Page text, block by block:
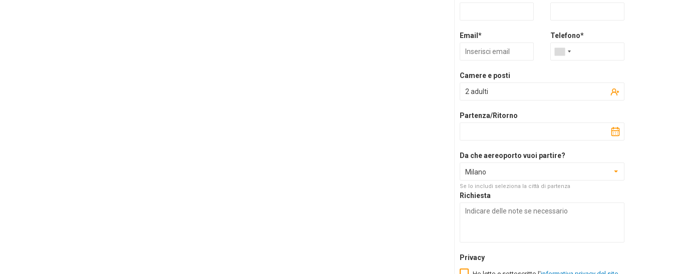
Email* Telefono*
Camere e posti
2 adulti
Partenza/Ritorno
Da che aereoporto vuoi partire?
Milano
Se lo includi seleziona la città di partenza
Richiesta
Privacy